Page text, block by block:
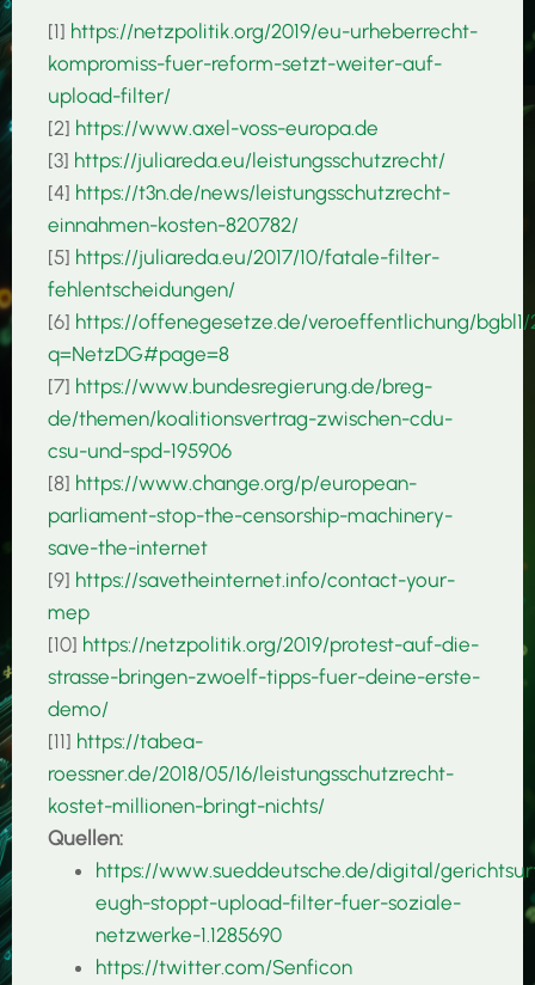
[1] https://netzpolitik.org/2019/eu-urheberrecht-
kompromiss-fuer-reform-setzt-weiter-auf-
upload-filter/
[2] https://www.axel-voss-europa.de
[3] https://juliareda.eu/leistungsschutzrecht/
[4] https://t3n.de/news/leistungsschutzrecht-
einnahmen-kosten-820782/
[5] https://juliareda.eu/2017/10/fatale-filter-
fehlentscheidungen/
[6] https://offenegesetze.de/veroeffentlichung/bgbl1/
q=NetzDG#page=8
[7] https://www.bundesregierung.de/breg-
de/themen/koalitionsvertrag-zwischen-cdu-
csu-und-spd-195906
[8] https://www.change.org/p/european-
parliament-stop-the-censorship-machinery-
save-the-internet
[9] https://savetheinternet.info/contact-your-
mep
[10] https://netzpolitik.org/2019/protest-auf-die-
strasse-bringen-zwoelf-tipps-fuer-deine-erste-
demo/
[11] https://tabea-
roessner.de/2018/05/16/leistungsschutzrecht-
kostet-millionen-bringt-nichts/
Quellen:
https://www.sueddeutsche.de/digital/
eugh-stoppt-upload-filter-fuer-soziale-
netzwerke-1.1285690
https://twitter.com/Senficon